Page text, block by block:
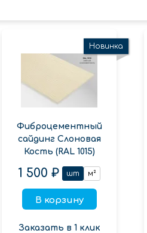
Фиброцементный
сайдинг Слоновая
Кость (RAL 1015)
1 500 ₽ шт м²
В корзину
Заказать в 1 клик
Новинка